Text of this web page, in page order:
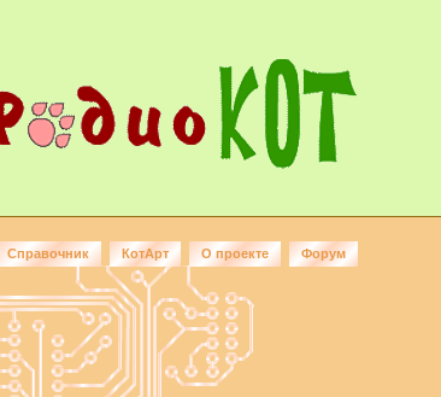
Справочник КотАрт О проекте Форум